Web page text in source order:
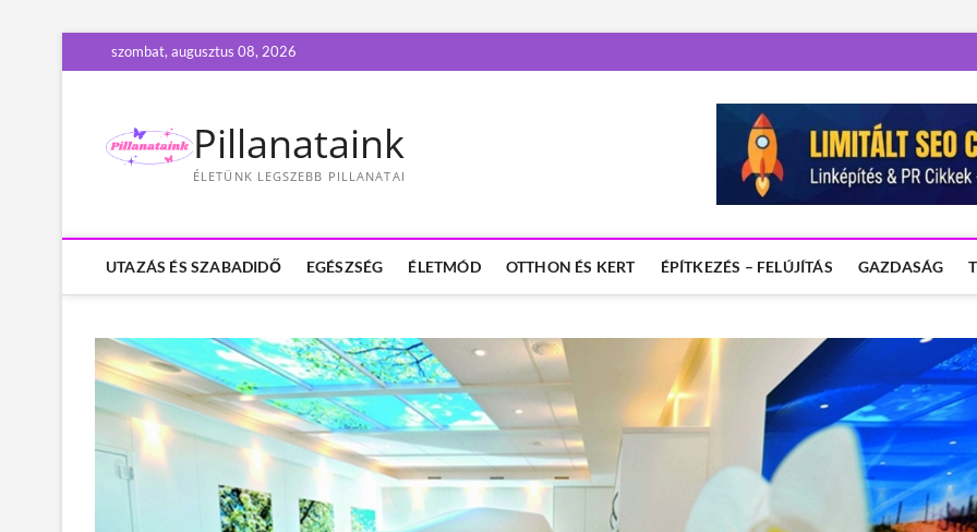
k
n
szombat, augusztus 08, 2026
Pillanataink
ÉLETÜNK LEGSZEBB PILLANATAI
UTAZÁS ÉS SZABADIDŐ EGÉSZSÉG ÉLETMÓD OTTHON ÉS KERT ÉPÍTKEZÉS – FELÚJÍTÁS GAZDASÁG